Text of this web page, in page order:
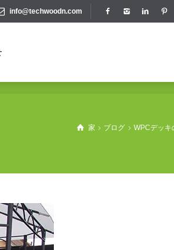
info@techwoodn.com
家 ブログ WPCデッキ